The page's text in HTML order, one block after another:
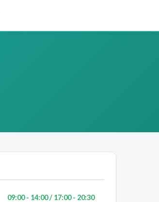
09:00 - 14:00 / 17:00 - 20:30